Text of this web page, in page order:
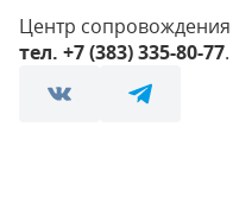
Центр
тел. +7 (383) 335-80-77.